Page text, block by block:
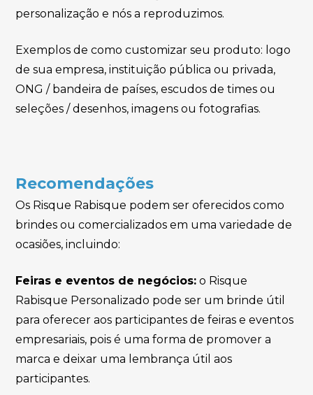
personalização e nós a reproduzimos.
Exemplos de como customizar seu produto: logo
de sua empresa, instituição pública ou privada,
ONG / bandeira de países, escudos de times ou
seleções / desenhos, imagens ou fotografias.
Recomendações
Os Risque Rabisque podem ser oferecidos como
brindes ou comercializados em uma variedade de
ocasiões, incluindo:
Feiras e eventos de negócios: o Risque
Rabisque Personalizado pode ser um brinde útil
para oferecer aos participantes de feiras e eventos
empresariais, pois é uma forma de promover a
marca e deixar uma lembrança útil aos
participantes.